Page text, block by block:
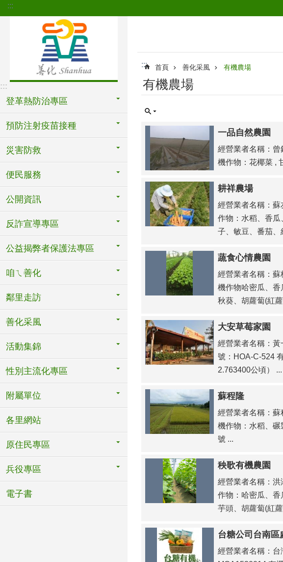
跳到主要內容區塊
:::
:::
登革熱防治專區
預防注射疫苗接種
災害防救
便民服務
公開資訊
反詐宣導專區
公益揭弊者保護法專區
咱ㄟ善化
鄰里走訪
善化采風
活動集錦
性別主流化專區
附屬單位
各里網站
原住民專區
兵役專區
電子書
::: 首頁 善化采風 有機農場
有機農場
一品自然農園
經營業者名稱：
機作物：花椰菜 ,
耕祥農場
經營業者名稱：
作物：水稻、香
子、敏豆、番茄、
蔬食心情農園
經營業者名稱：
機作物哈密瓜、香
秋葵、胡蘿蔔(紅
大安草莓家園
經營業者名稱：
號：HOA-C-524
2.763400公頃） ...
蘇程隆
經營業者名稱：
機作物：水稻、
號 ...
秧歌有機農園
經營業者名稱：
作物：哈密瓜、香
芋頭、胡蘿蔔(紅
台糖公司台南區
經營業者名稱：台